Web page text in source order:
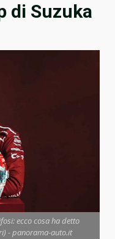
di Suzuka
ecco cosa ha detto
- panorama-auto.it